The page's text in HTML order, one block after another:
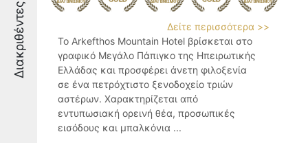
Διακριθέντες
Δείτε περισσότερα >>
Το Arkefthos Mountain Hotel βρίσκεται στο
γραφικό Μεγάλο Πάπιγκο της Ηπειρωτικής
Ελλάδας και προσφέρει άνετη φιλοξενία
σε ένα πετρόχτιστο ξενοδοχείο τριών
αστέρων. Χαρακτηρίζεται από
εντυπωσιακή ορεινή θέα, προσωπικές
εισόδους και μπαλκόνια ...